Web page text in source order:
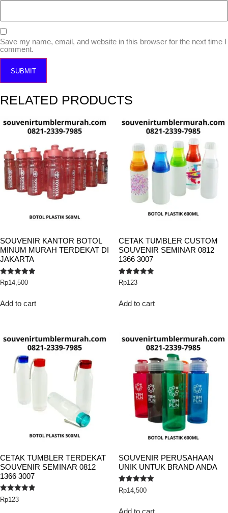
Save my name, email, and website in this browser for the next time I
comment.
RELATED PRODUCTS
SOUVENIR KANTOR BOTOL
MINUM MURAH TERDEKAT DI
JAKARTA
Rated
5.00
Rp14,500
Add to cart
CETAK TUMBLER CUSTOM
SOUVENIR SEMINAR 0812
1366 3007
Rated
5.00
Rp123
Add to cart
CETAK TUMBLER TERDEKAT
SOUVENIR SEMINAR 0812
1366 3007
Rated
5.00
Rp123
SOUVENIR PERUSAHAAN
UNIK UNTUK BRAND ANDA
Rated
5.00
Rp14,500
Add to cart